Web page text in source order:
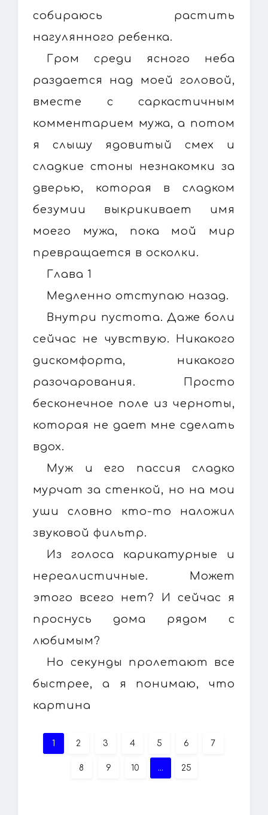
собираюсь растить
нагулянного ребенка.
Гром среди ясного неба
раздается над моей головой,
вместе с саркастичным
комментарием мужа, а потом
я слышу ядовитый смех и
сладкие стоны незнакомки за
дверью, которая в сладком
безумии выкрикивает имя
моего мужа, пока мой мир
превращается в осколки.
Глава 1
Медленно отступаю назад.
Внутри пустота. Даже боли
сейчас не чувствую. Никакого
дискомфорта, никакого
разочарования. Просто
бесконечное поле из черноты,
которая не дает мне сделать
вдох.
Муж и его пассия сладко
мурчат за стенкой, но на мои
уши словно кто-то наложил
звуковой фильтр.
Из голоса карикатурные и
нереалистичные. Может
этого всего нет? И сейчас я
проснусь дома рядом с
любимым?
Но секунды пролетают все
быстрее, а я понимаю, что
картина
1 2 3 4 5 6 7
8 9 10 ... 25